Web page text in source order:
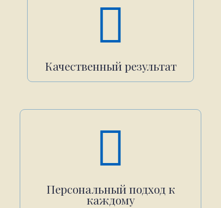
Качественный результат
Персональный подход к
каждому